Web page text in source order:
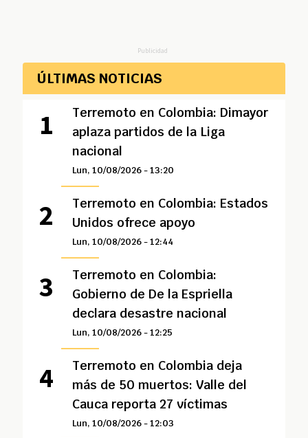
Publicidad
ÚLTIMAS NOTICIAS
Terremoto en Colombia: Dimayor
aplaza partidos de la Liga
nacional
Lun, 10/08/2026 - 13:20
Terremoto en Colombia: Estados
Unidos ofrece apoyo
Lun, 10/08/2026 - 12:44
Terremoto en Colombia:
Gobierno de De la Espriella
declara desastre nacional
Lun, 10/08/2026 - 12:25
Terremoto en Colombia deja
más de 50 muertos: Valle del
Cauca reporta 27 víctimas
Lun, 10/08/2026 - 12:03